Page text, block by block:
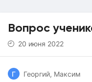
Вопрос
20 июня 2022
Г Георгий, Максим